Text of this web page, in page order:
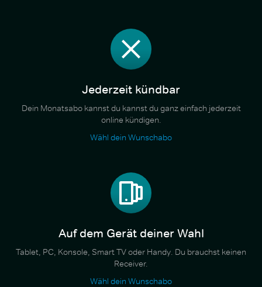
Jederzeit kündbar
Dein Monatsabo kannst du kannst du ganz einfach jederzeit
online kündigen.
Wähl dein Wunschabo
Auf dem Gerät deiner Wahl
Tablet, PC, Konsole, Smart TV oder Handy. Du brauchst keinen
Receiver.
Wähl dein Wunschabo